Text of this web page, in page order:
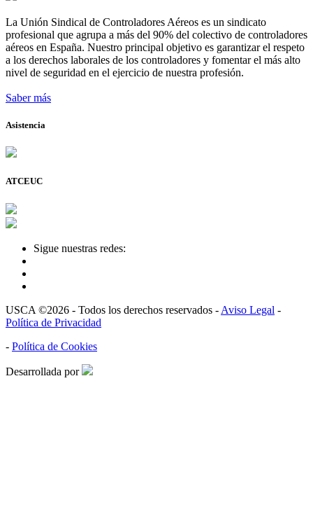
La Unión Sindical de Controladores Aéreos es un sindicato
profesional que agrupa a más del 90% del colectivo de controladores
aéreos en España. Nuestro principal objetivo es garantizar el respeto
a los derechos laborales de los controladores y fomentar el más alto
nivel de seguridad en el ejercicio de nuestra profesión.
Saber más
Asistencia
ATCEUC
Sigue nuestras redes:
USCA ©2026 - Todos los derechos reservados - Aviso Legal -
Política de Privacidad
- Política de Cookies
Desarrollada por